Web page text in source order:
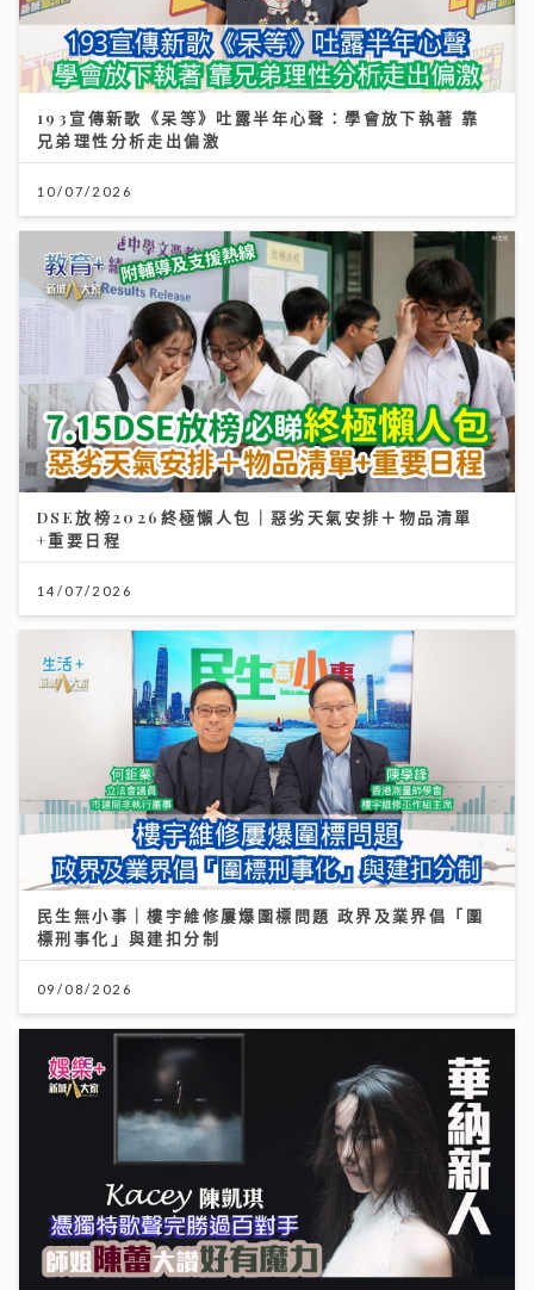
193宣傳新歌《呆等》吐露半年心聲：學會放下執著 靠
兄弟理性分析走出偏激
10/07/2026
DSE放榜2026終極懶人包｜惡劣天氣安排＋物品清單
+重要日程
14/07/2026
民生無小事｜樓宇維修屢爆圍標問題 政界及業界倡「圍
標刑事化」與建扣分制
09/08/2026